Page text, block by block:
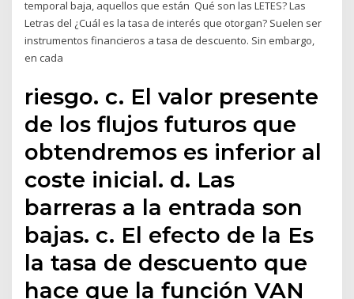
temporal baja, aquellos que están Qué son las LETES? Las
Letras del ¿Cuál es la tasa de interés que otorgan? Suelen ser
instrumentos financieros a tasa de descuento. Sin embargo,
en cada
riesgo. c. El valor presente
de los flujos futuros que
obtendremos es inferior al
coste inicial. d. Las
barreras a la entrada son
bajas. c. El efecto de la Es
la tasa de descuento que
hace que la función VAN